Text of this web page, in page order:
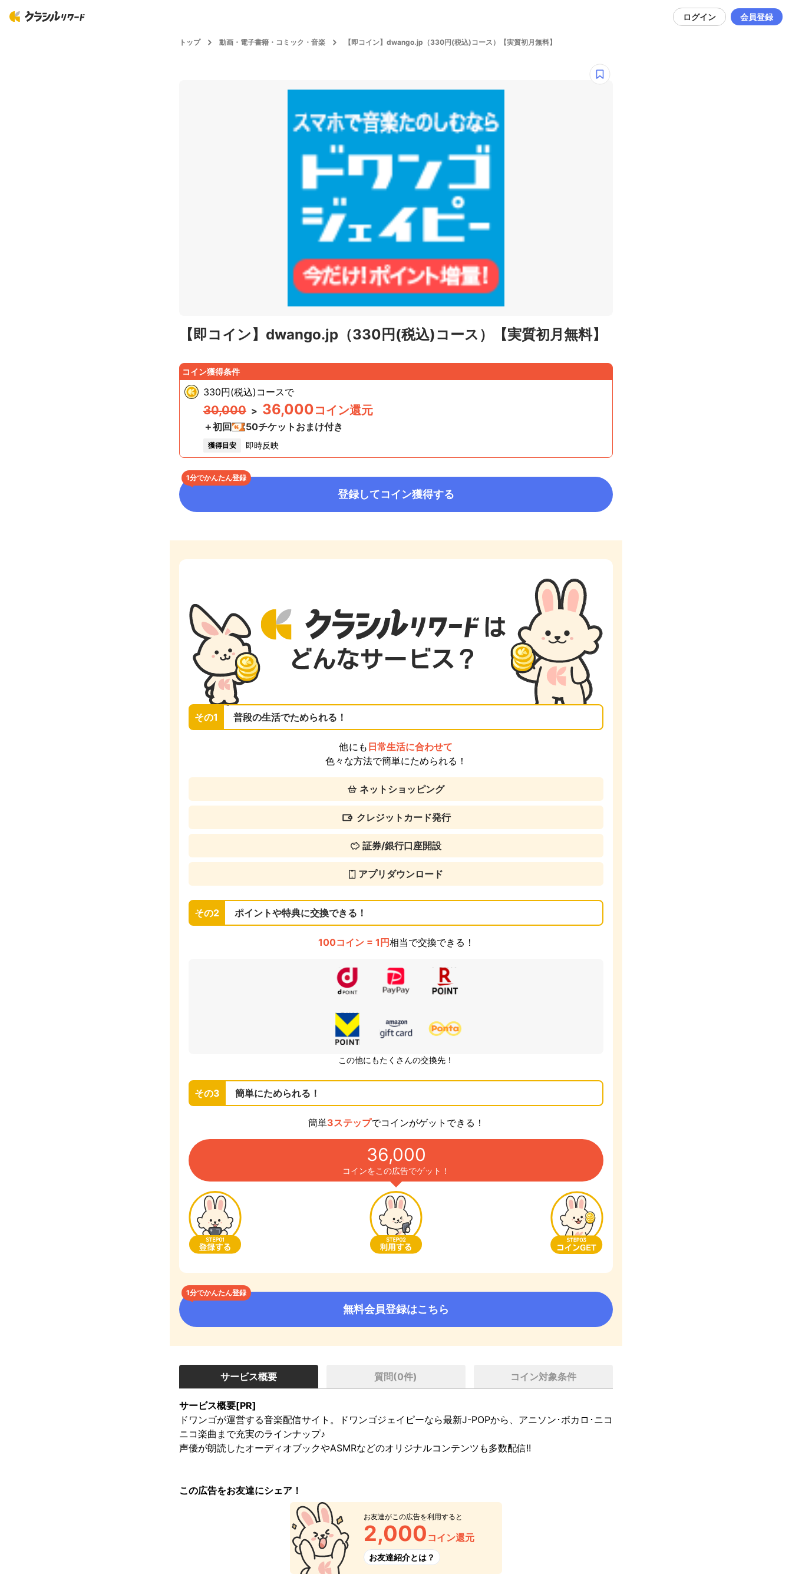
ログイン 会員登録
トップ 動画・電子書籍・コミック・音楽 【即コイン】dwango.jp（330円(税込)コース）【実質初月無料】
【即コイン】dwango.jp（330円(税込)コース）【実質初月無料】
コイン獲得条件
330円(税込)コースで
30,000 > 36,000コイン還元
＋初回 50チケットおまけ付き
獲得目安 即時反映
1分でかんたん登録
登録してコイン獲得する
その1 普段の生活でためられる！
他にも 日常生活に合わせて
色々な方法で簡単にためられる！
ネットショッピング
クレジットカード発行
証券/銀行口座開設
アプリダウンロード
その2 ポイントや特典に交換できる！
100コイン = 1円相当で交換できる！
この他にもたくさんの交換先！
その3 簡単にためられる！
簡単3ステップでコインがゲットできる！
36,000
コインをこの広告でゲット！
1分でかんたん登録
無料会員登録はこちら
サービス概要 質問(0件) コイン対象条件
サービス概要[PR]
ドワンゴが運営する音楽配信サイト。ドワンゴジェイピーなら最新J-POPから、アニソン･ボカロ･ニコ
ニコ楽曲まで充実のラインナップ♪
声優が朗読したオーディオブックやASMRなどのオリジナルコンテンツも多数配信!!
この広告をお友達にシェア！
お友達がこの広告を利用すると
2,000 コイン還元
お友達紹介とは？